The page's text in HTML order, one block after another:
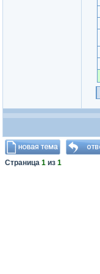
Страница 1 из 1